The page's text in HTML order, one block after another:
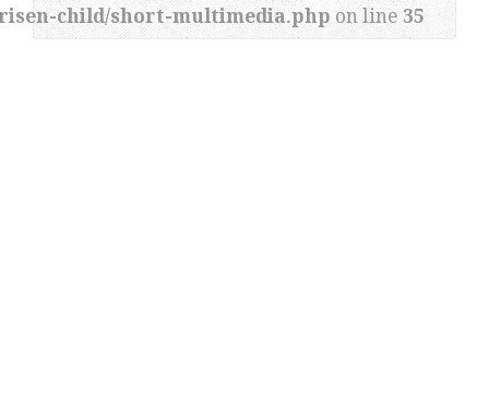
child/short-multimedia.php on line 35